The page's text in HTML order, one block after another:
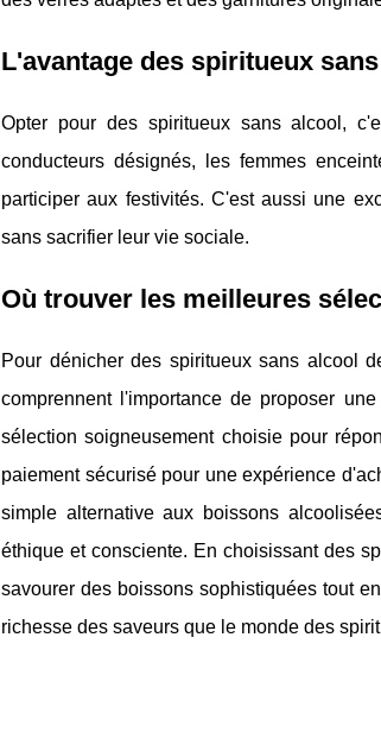
L'avantage des spiritueux
Opter pour des spiritueux sans alcool,
conducteurs désignés, les femmes
participer aux festivités. C'est aussi une
sans sacrifier leur vie sociale.
Où trouver les meilleures
Pour dénicher des spiritueux sans alcool
comprennent l'importance de proposer
sélection soigneusement choisie pour
paiement sécurisé pour une expérience
simple alternative aux boissons
éthique et consciente. En choisissant des
savourer des boissons sophistiquées tout
richesse des saveurs que le monde des